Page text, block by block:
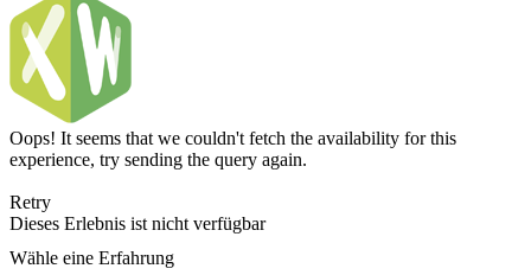
Oops! It seems that we couldn't fetch the availability for this
experience, try sending the query again.
Retry
Dieses Erlebnis ist nicht verfügbar
Wähle eine Erfahrung